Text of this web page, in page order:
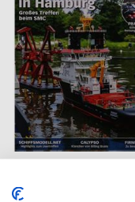
Schiffsmodellbau